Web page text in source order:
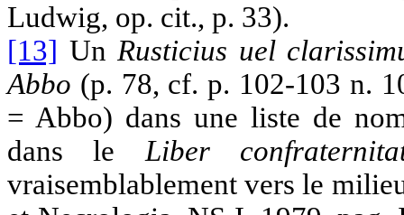
Ludwig, op. cit., p. 33).
[13] Un Rusticius uel
Abbo (p. 78, cf. p. 102-103 n.
= Abbo) dans une liste de
dans le Liber
vraisemblablement vers le